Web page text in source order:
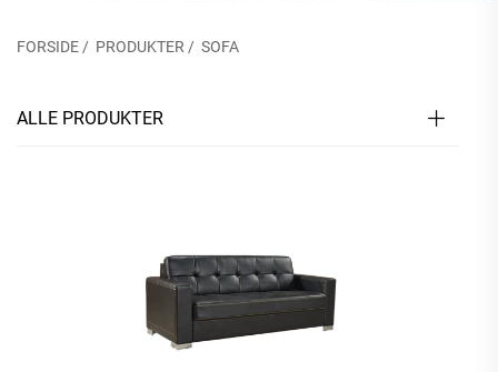
FORSIDE / PRODUKTER / SOFA
ALLE PRODUKTER